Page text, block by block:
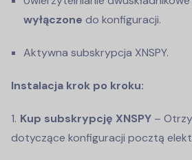
wyłączone do konfiguracji.
Aktywna subskrypcja XNSPY.
Instalacja krok po kroku:
Kup subskrypcję XNSPY –
dotyczące konfiguracji pocztą